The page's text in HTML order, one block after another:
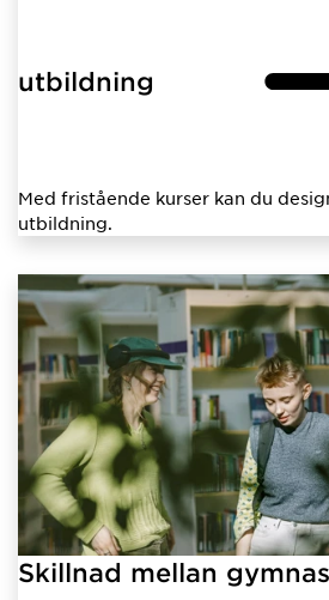
utbildning
Med fristående kurser kan du
utbildning.
Skillnad mellan